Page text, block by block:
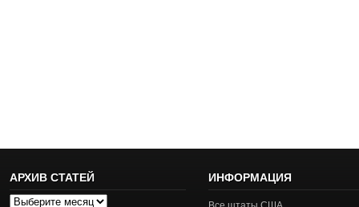
АРХИВ СТАТЕЙ
Архив
ИНФОРМАЦИЯ